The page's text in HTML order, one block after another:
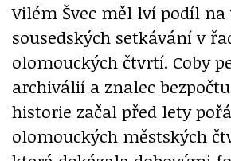
Vilém Švec měl lví podíl
sousedských setkávání v
olomouckých čtvrtí. Coby
archiválií a znalec
historie začal před lety
olomouckých městských